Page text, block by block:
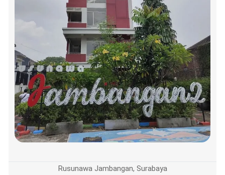
Rusunawa Jambangan, Surabaya